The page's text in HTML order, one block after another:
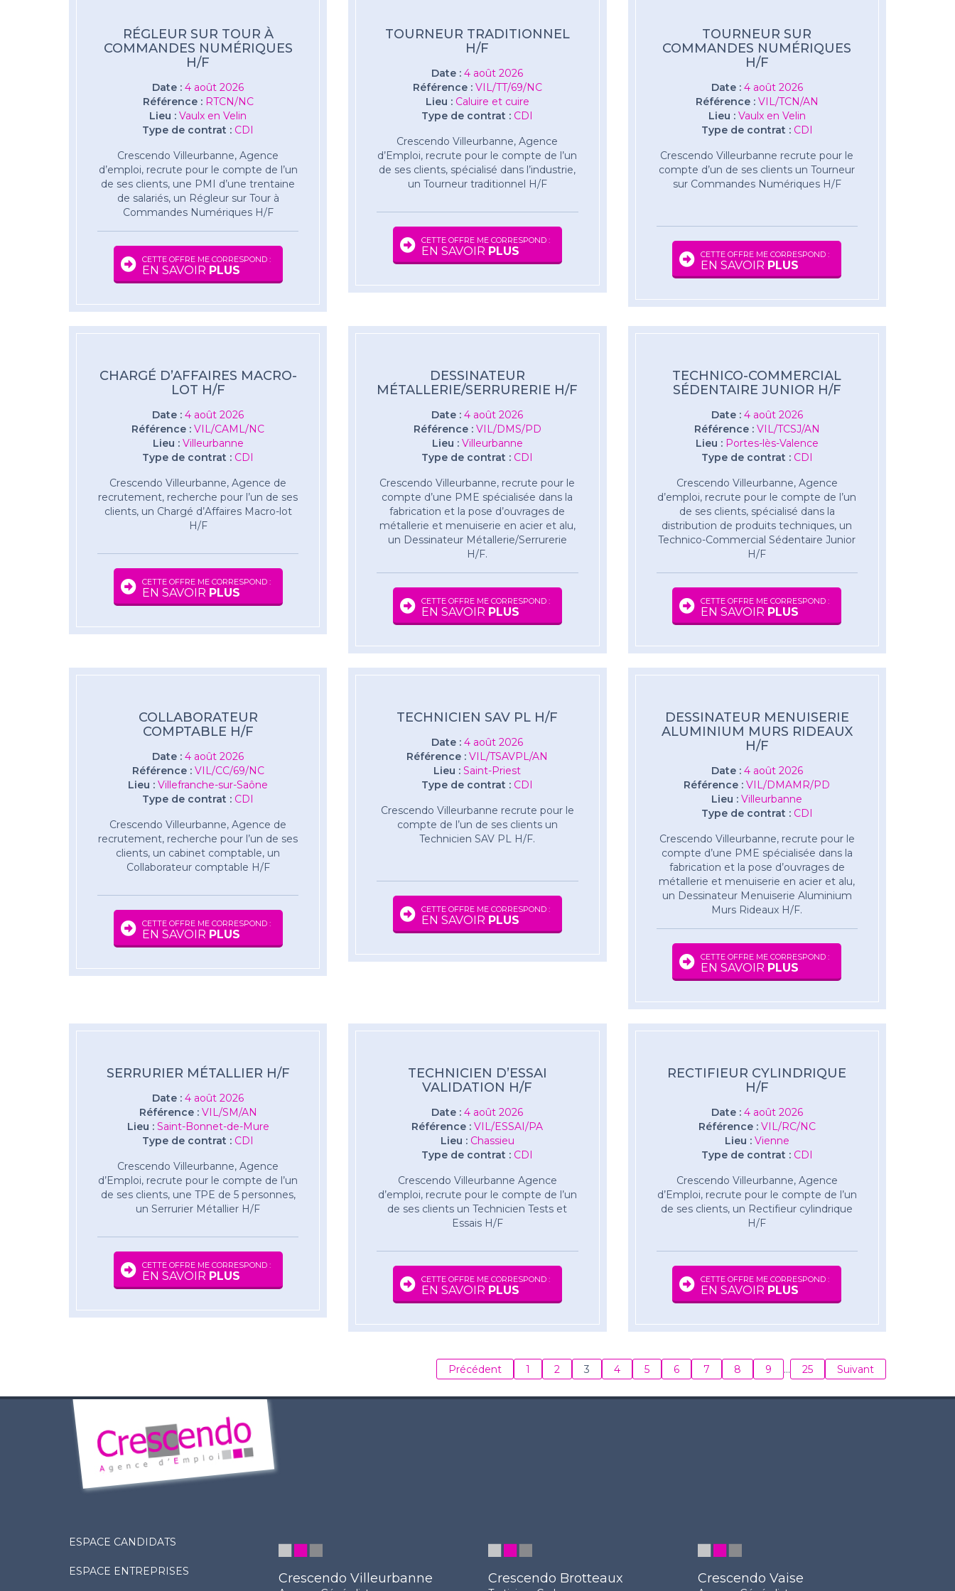
RÉGLEUR SUR TOUR À
COMMANDES NUMÉRIQUES
H/F
Date : 4 août 2026
Référence : RTCN/NC
Lieu : Vaulx en Velin
Type de contrat : CDI
Crescendo Villeurbanne, Agence
d’emploi, recrute pour le compte de l’un
de ses clients, une PMI d’une trentaine
de salariés, un Régleur sur Tour à
Commandes Numériques H/F
CETTE OFFRE ME CORRESPOND :
EN SAVOIR PLUS
TOURNEUR TRADITIONNEL
H/F
Date : 4 août 2026
Référence : VIL/TT/69/NC
Lieu : Caluire et cuire
Type de contrat : CDI
Crescendo Villeurbanne, Agence
d’Emploi, recrute pour le compte de l’un
de ses clients, spécialisé dans l’industrie,
un Tourneur traditionnel H/F
CETTE OFFRE ME CORRESPOND :
EN SAVOIR PLUS
TOURNEUR SUR
COMMANDES NUMÉRIQUES
H/F
Date : 4 août 2026
Référence : VIL/TCN/AN
Lieu : Vaulx en Velin
Type de contrat : CDI
Crescendo Villeurbanne recrute pour le
compte d’un de ses clients un Tourneur
sur Commandes Numériques H/F
CETTE OFFRE ME CORRESPOND :
EN SAVOIR PLUS
CHARGÉ D’AFFAIRES MACRO-
LOT H/F
Date : 4 août 2026
Référence : VIL/CAML/NC
Lieu : Villeurbanne
Type de contrat : CDI
Crescendo Villeurbanne, Agence de
recrutement, recherche pour l’un de ses
clients, un Chargé d’Affaires Macro-lot
H/F
CETTE OFFRE ME CORRESPOND :
EN SAVOIR PLUS
DESSINATEUR
MÉTALLERIE/SERRURERIE H/F
Date : 4 août 2026
Référence : VIL/DMS/PD
Lieu : Villeurbanne
Type de contrat : CDI
Crescendo Villeurbanne, recrute pour le
compte d’une PME spécialisée dans la
fabrication et la pose d’ouvrages de
métallerie et menuiserie en acier et alu,
un Dessinateur Métallerie/Serrurerie
H/F.
CETTE OFFRE ME CORRESPOND :
EN SAVOIR PLUS
TECHNICO-COMMERCIAL
SÉDENTAIRE JUNIOR H/F
Date : 4 août 2026
Référence : VIL/TCSJ/AN
Lieu : Portes-lès-Valence
Type de contrat : CDI
Crescendo Villeurbanne, Agence
d’emploi, recrute pour le compte de l’un
de ses clients, spécialisé dans la
distribution de produits techniques, un
Technico-Commercial Sédentaire Junior
H/F
CETTE OFFRE ME CORRESPOND :
EN SAVOIR PLUS
COLLABORATEUR
COMPTABLE H/F
Date : 4 août 2026
Référence : VIL/CC/69/NC
Lieu : Villefranche-sur-Saône
Type de contrat : CDI
Crescendo Villeurbanne, Agence de
recrutement, recherche pour l’un de ses
clients, un cabinet comptable, un
Collaborateur comptable H/F
CETTE OFFRE ME CORRESPOND :
EN SAVOIR PLUS
TECHNICIEN SAV PL H/F
Date : 4 août 2026
Référence : VIL/TSAVPL/AN
Lieu : Saint-Priest
Type de contrat : CDI
Crescendo Villeurbanne recrute pour le
compte de l’un de ses clients un
Technicien SAV PL H/F.
CETTE OFFRE ME CORRESPOND :
EN SAVOIR PLUS
DESSINATEUR MENUISERIE
ALUMINIUM MURS RIDEAUX
H/F
Date : 4 août 2026
Référence : VIL/DMAMR/PD
Lieu : Villeurbanne
Type de contrat : CDI
Crescendo Villeurbanne, recrute pour le
compte d’une PME spécialisée dans la
fabrication et la pose d’ouvrages de
métallerie et menuiserie en acier et alu,
un Dessinateur Menuiserie Aluminium
Murs Rideaux H/F.
CETTE OFFRE ME CORRESPOND :
EN SAVOIR PLUS
SERRURIER MÉTALLIER H/F
Date : 4 août 2026
Référence : VIL/SM/AN
Lieu : Saint-Bonnet-de-Mure
Type de contrat : CDI
Crescendo Villeurbanne, Agence
d’Emploi, recrute pour le compte de l’un
de ses clients, une TPE de 5 personnes,
un Serrurier Métallier H/F
CETTE OFFRE ME CORRESPOND :
EN SAVOIR PLUS
TECHNICIEN D’ESSAI
VALIDATION H/F
Date : 4 août 2026
Référence : VIL/ESSAI/PA
Lieu : Chassieu
Type de contrat : CDI
Crescendo Villeurbanne Agence
d’emploi, recrute pour le compte de l’un
de ses clients un Technicien Tests et
Essais H/F
CETTE OFFRE ME CORRESPOND :
EN SAVOIR PLUS
RECTIFIEUR CYLINDRIQUE
H/F
Date : 4 août 2026
Référence : VIL/RC/NC
Lieu : Vienne
Type de contrat : CDI
Crescendo Villeurbanne, Agence
d’Emploi, recrute pour le compte de l’un
de ses clients, un Rectifieur cylindrique
H/F
CETTE OFFRE ME CORRESPOND :
EN SAVOIR PLUS
Précédent 1 2 3 4 5 6 7 8 9 … 25 Suivant
ESPACE CANDIDATS
ESPACE ENTREPRISES Crescendo Villeurbanne Crescendo Brotteaux Crescendo Vaise